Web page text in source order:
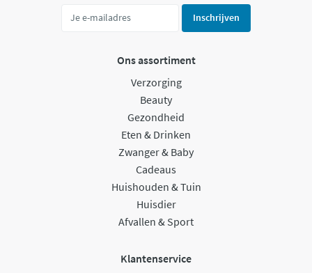
Inschrijven
Ons assortiment
Verzorging
Beauty
Gezondheid
Eten & Drinken
Zwanger & Baby
Cadeaus
Huishouden & Tuin
Huisdier
Afvallen & Sport
Klantenservice